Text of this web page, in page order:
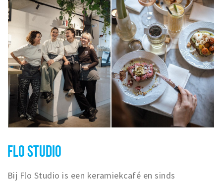
FLO STUDIO
Bij Flo Studio is een keramiekcafé en sinds